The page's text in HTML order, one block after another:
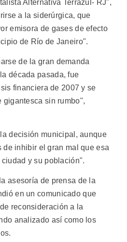
Alternativa Terrazul- RJ",
a la siderúrgica, que
emisora de gases de efecto
de Río de Janeiro".
de la gran demanda
década pasada, fue
financiera de 2007 y se
gigantesca sin rumbo",
decisión municipal, aunque
de inhibir el gran mal que esa
y su población".
asesoría de prensa de la
en un comunicado que
reconsideración a la
analizado así como los